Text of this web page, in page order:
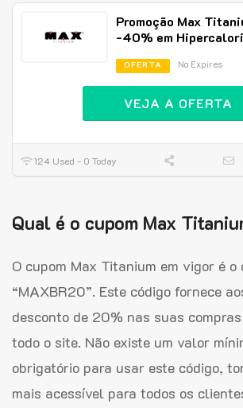
Promoção Max
-40% em
OFERTA No Expires
VEJA A OFERTA
124 Used - 0 Today
Qual é o cupom Max
O cupom Max Titanium em vigor é o
“MAXBR20”. Este código fornece
desconto de 20% nas suas
todo o site. Não existe um valor
obrigatório para usar este código,
mais acessível para todos os